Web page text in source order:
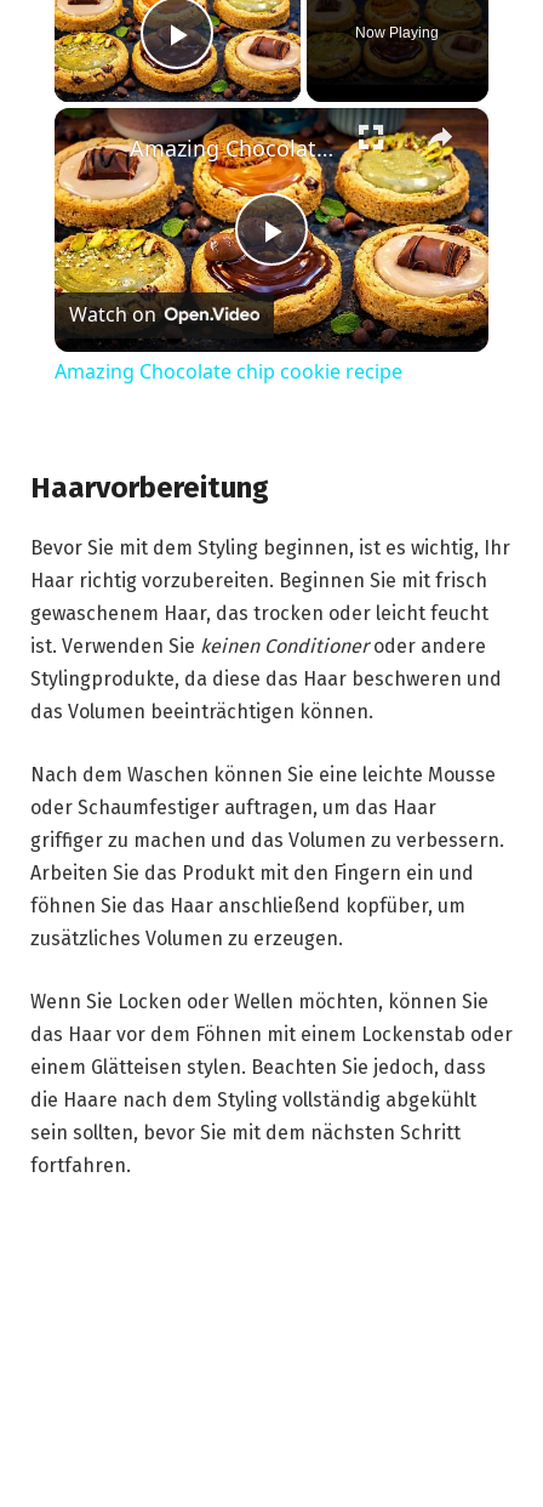
Play Video
Now Playing
×
Play
Video
Amazing Chocolate chip cookie recipe
Watch on
Amazing Chocolate chip cookie recipe
Haarvorbereitung
Bevor Sie mit dem Styling beginnen, ist es wichtig, Ihr
Haar richtig vorzubereiten. Beginnen Sie mit frisch
gewaschenem Haar, das trocken oder leicht feucht
ist. Verwenden Sie keinen Conditioneroder andere
Stylingprodukte, da diese das Haar beschweren und
das Volumen beeinträchtigen können.
Nach dem Waschen können Sie eine leichte Mousse
oder Schaumfestiger auftragen, um das Haar
griffiger zu machen und das Volumen zu verbessern.
Arbeiten Sie das Produkt mit den Fingern ein und
föhnen Sie das Haar anschließend kopfüber, um
zusätzliches Volumen zu erzeugen.
Wenn Sie Locken oder Wellen möchten, können Sie
das Haar vor dem Föhnen mit einem Lockenstab oder
einem Glätteisen stylen. Beachten Sie jedoch, dass
die Haare nach dem Styling vollständig abgekühlt
sein sollten, bevor Sie mit dem nächsten Schritt
fortfahren.